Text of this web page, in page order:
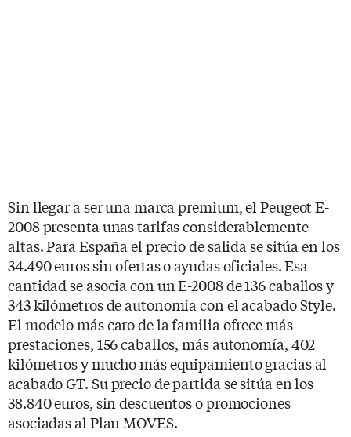
Sin llegar a ser una marca premium, el Peugeot E-
2008 presenta unas tarifas considerablemente
altas. Para España el precio de salida se sitúa en los
34.490 euros sin ofertas o ayudas oficiales. Esa
cantidad se asocia con un E-2008 de 136 caballos y
343 kilómetros de autonomía con el acabado Style.
El modelo más caro de la familia ofrece más
prestaciones, 156 caballos, más autonomía, 402
kilómetros y mucho más equipamiento gracias al
acabado GT. Su precio de partida se sitúa en los
38.840 euros, sin descuentos o promociones
asociadas al Plan MOVES.